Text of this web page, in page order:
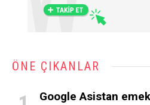
ÖNE ÇIKANLAR
Google Asistan